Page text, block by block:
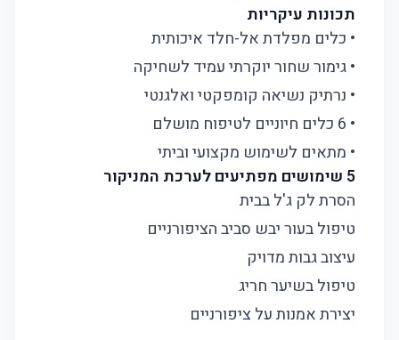
תכונות עיקריות
• כלים מפלדת אל-חלד איכותית
• גימור שחור יוקרתי עמיד לשחיקה
• נרתיק נשיאה קומפקטי ואלגנטי
• 6 כלים חיוניים לטיפוח מושלם
• מתאים לשימוש מקצועי וביתי
5 שימושים מפתיעים לערכת המניקור
הסרת לק ג'ל בבית
טיפול בעור יבש סביב הציפורניים
עיצוב גבות מדויק
טיפול בשיער חריג
יצירת אמנות על ציפורניים